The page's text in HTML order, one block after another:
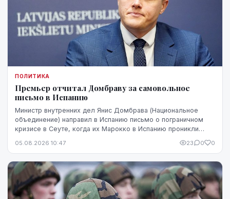
ПОЛИТИКА
Премьер отчитал Домбраву за самовольное
письмо в Испанию
Министр внутренних дел Янис Домбрава (Национальное
объединение) направил в Испанию письмо о пограничном
кризисе в Сеуте, когда их Марокко в Испанию проникли
чувствительно.
05.08.2026 10:47 23 0 0